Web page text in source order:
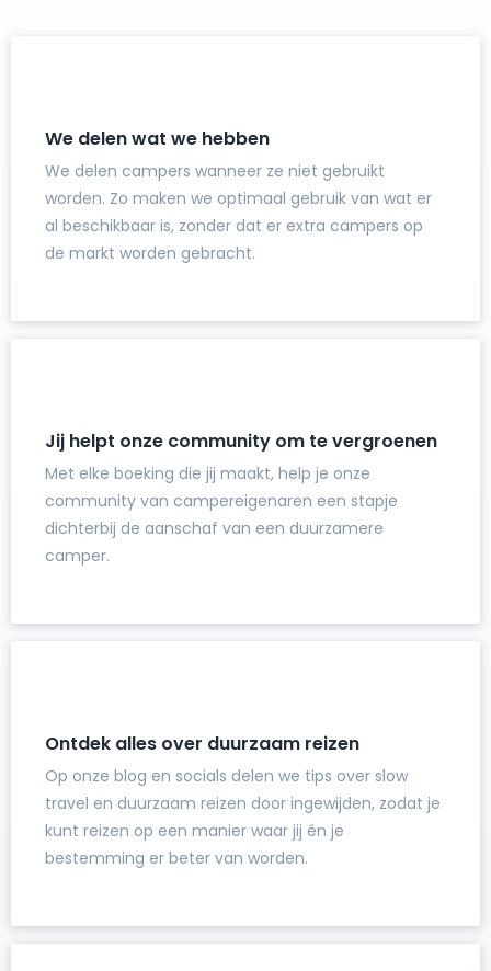
We delen wat we hebben
We delen campers wanneer ze niet gebruikt
worden. Zo maken we optimaal gebruik van wat er
al beschikbaar is, zonder dat er extra campers op
de markt worden gebracht.
Jij helpt onze community om te vergroenen
Met elke boeking die jij maakt, help je onze
community van campereigenaren een stapje
dichterbij de aanschaf van een duurzamere
camper.
Ontdek alles over duurzaam reizen
Op onze blog en socials delen we tips over slow
travel en duurzaam reizen door ingewijden, zodat je
kunt reizen op een manier waar jij én je
bestemming er beter van worden.